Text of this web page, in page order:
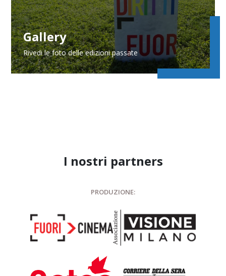
Gallery
Rivedi le foto delle edizioni passate
I nostri partners
PRODUZIONE: